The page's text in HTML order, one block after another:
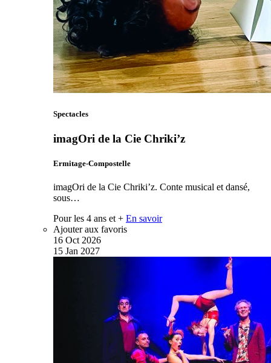
Spectacles
imagOri de la Cie Chriki’z
Ermitage-Compostelle
imagOri de la Cie Chriki’z. Conte musical et dansé,
sous…
Pour les 4 ans et + En savoir
Ajouter aux favoris
16 Oct 2026
15 Jan 2027